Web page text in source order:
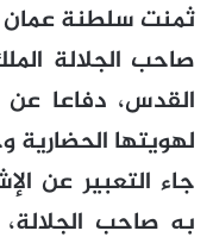
ثمنت سلطنة عمان
صاحب الجلالة
القدس، دفاعا
لهويتها
جاء التعبير عن
به صاحب